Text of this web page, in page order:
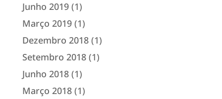
Junho 2019(1)
Março 2019(1)
Dezembro 2018(1)
Setembro 2018(1)
Junho 2018(1)
Março 2018(1)